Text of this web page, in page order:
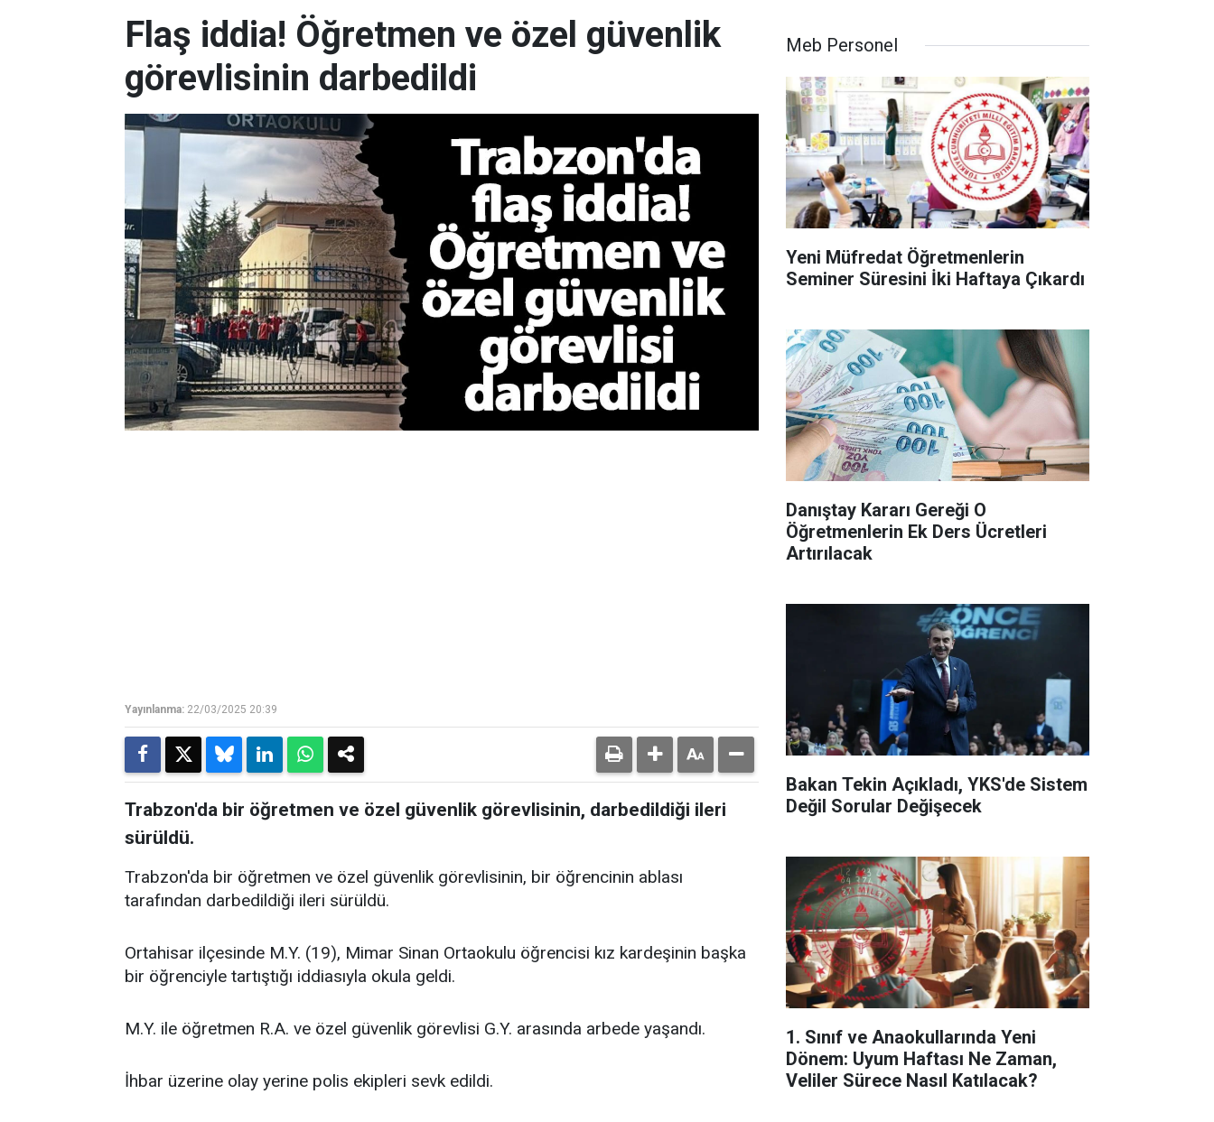
Flaş iddia! Öğretmen ve özel güvenlik
görevlisinin darbedildi
Yayınlanma: 22/03/2025 20:39
Trabzon'da bir öğretmen ve özel güvenlik görevlisinin, darbedildiği ileri
sürüldü.
Trabzon'da bir öğretmen ve özel güvenlik görevlisinin, bir öğrencinin ablası
tarafından darbedildiği ileri sürüldü.
Ortahisar ilçesinde M.Y. (19), Mimar Sinan Ortaokulu öğrencisi kız kardeşinin başka
bir öğrenciyle tartıştığı iddiasıyla okula geldi.
M.Y. ile öğretmen R.A. ve özel güvenlik görevlisi G.Y. arasında arbede yaşandı.
İhbar üzerine olay yerine polis ekipleri sevk edildi.
Meb Personel
Yeni Müfredat Öğretmenlerin
Seminer Süresini İki Haftaya Çıkardı
Danıştay Kararı Gereği O
Öğretmenlerin Ek Ders Ücretleri
Artırılacak
Bakan Tekin Açıkladı, YKS'de Sistem
Değil Sorular Değişecek
1. Sınıf ve Anaokullarında Yeni
Dönem: Uyum Haftası Ne Zaman,
Veliler Sürece Nasıl Katılacak?